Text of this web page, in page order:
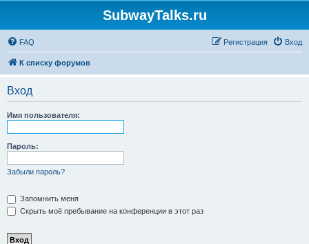
SubwayTalks.ru
FAQ Вход
Регистрация
К списку форумов
Вход
Имя пользователя:
Пароль:
Забыли пароль?
Запомнить меня
Скрыть моё пребывание на конференции в этот раз